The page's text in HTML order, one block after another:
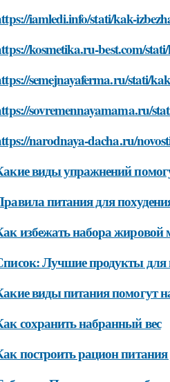
iamledi.info/stati/kak-
kosmetika.ru-best.com/
semejnayaferma.ru/stati/
sovremennayamama.ru/
narodnaya-dacha.ru/
виды упражнений
питания для
избежать набора жировой
Лучшие продукты для
виды питания помогут
сохранить набранный вес
построить рацион питания